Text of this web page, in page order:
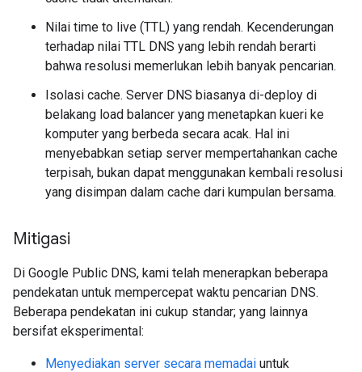
Nilai time to live (TTL) yang rendah. Kecenderungan
terhadap nilai TTL DNS yang lebih rendah berarti
bahwa resolusi memerlukan lebih banyak pencarian.
Isolasi cache. Server DNS biasanya di-deploy di
belakang load balancer yang menetapkan kueri ke
komputer yang berbeda secara acak. Hal ini
menyebabkan setiap server mempertahankan cache
terpisah, bukan dapat menggunakan kembali resolusi
yang disimpan dalam cache dari kumpulan bersama.
Mitigasi
Di Google Public DNS, kami telah menerapkan beberapa
pendekatan untuk mempercepat waktu pencarian DNS.
Beberapa pendekatan ini cukup standar; yang lainnya
bersifat eksperimental:
Menyediakan server secara memadai untuk